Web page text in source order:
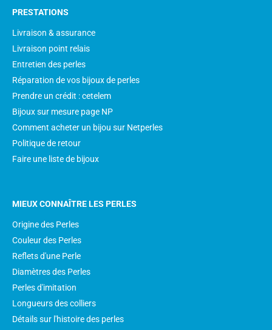
PRESTATIONS
Livraison & assurance
Livraison point relais
Entretien des perles
Réparation de vos bijoux de perles
Prendre un crédit : cetelem
Bijoux sur mesure page NP
Comment acheter un bijou sur Netperles
Politique de retour
Faire une liste de bijoux
MIEUX CONNAÎTRE LES PERLES
Origine des Perles
Couleur des Perles
Reflets d'une Perle
Diamètres des Perles
Perles d'imitation
Longueurs des colliers
Détails sur l'histoire des perles